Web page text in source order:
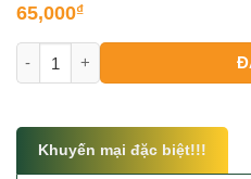
65,000₫
Mẫu Áo Đồng Phục Họp Lớp
Khuyến mại đặc biệt!!!